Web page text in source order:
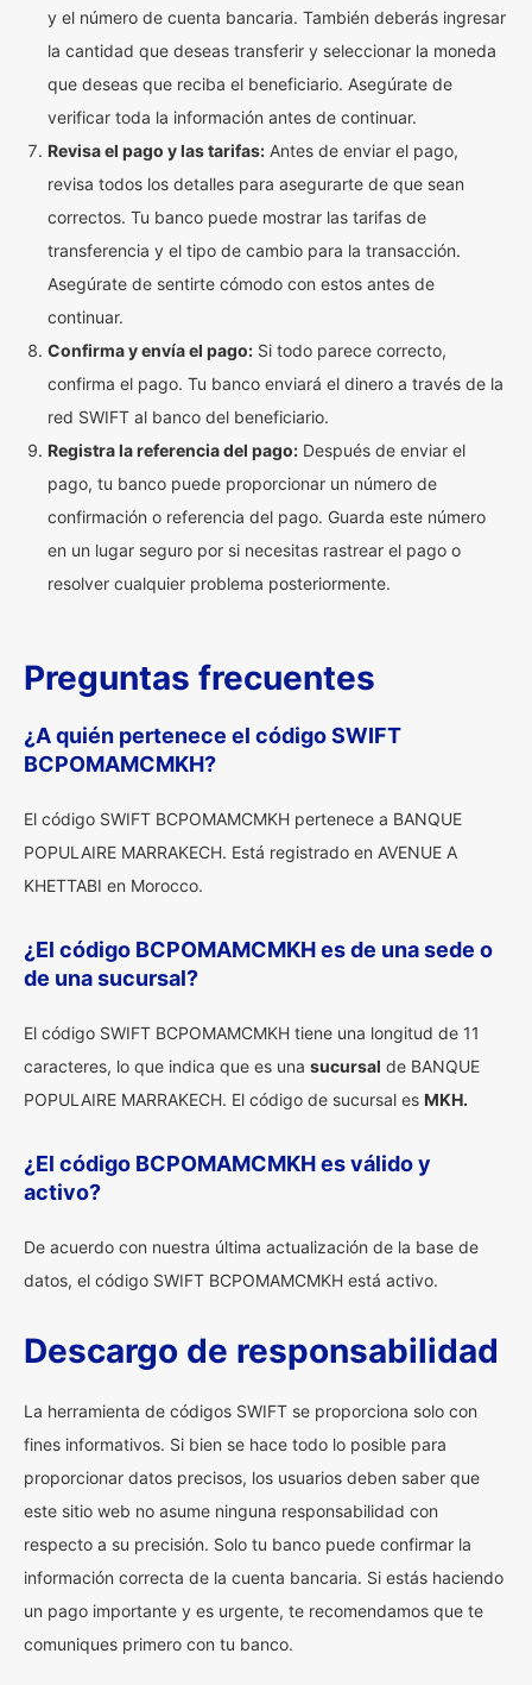
y el número de cuenta bancaria. También deberás ingresar
la cantidad que deseas transferir y seleccionar la moneda
que deseas que reciba el beneficiario. Asegúrate de
verificar toda la información antes de continuar.
Revisa el pago y las tarifas: Antes de enviar el pago,
revisa todos los detalles para asegurarte de que sean
correctos. Tu banco puede mostrar las tarifas de
transferencia y el tipo de cambio para la transacción.
Asegúrate de sentirte cómodo con estos antes de
continuar.
Confirma y envía el pago: Si todo parece correcto,
confirma el pago. Tu banco enviará el dinero a través de la
red SWIFT al banco del beneficiario.
Registra la referencia del pago: Después de enviar el
pago, tu banco puede proporcionar un número de
confirmación o referencia del pago. Guarda este número
en un lugar seguro por si necesitas rastrear el pago o
resolver cualquier problema posteriormente.
Preguntas frecuentes
¿A quién pertenece el código SWIFT
BCPOMAMCMKH?
El código SWIFT BCPOMAMCMKH pertenece a BANQUE
POPULAIRE MARRAKECH. Está registrado en AVENUE A
KHETTABI en Morocco.
¿El código BCPOMAMCMKH es de una sede o
de una sucursal?
El código SWIFT BCPOMAMCMKH tiene una longitud de 11
caracteres, lo que indica que es una sucursal de BANQUE
POPULAIRE MARRAKECH. El código de sucursal es MKH.
¿El código BCPOMAMCMKH es válido y
activo?
De acuerdo con nuestra última actualización de la base de
datos, el código SWIFT BCPOMAMCMKH está activo.
Descargo de responsabilidad
La herramienta de códigos SWIFT se proporciona solo con
fines informativos. Si bien se hace todo lo posible para
proporcionar datos precisos, los usuarios deben saber que
este sitio web no asume ninguna responsabilidad con
respecto a su precisión. Solo tu banco puede confirmar la
información correcta de la cuenta bancaria. Si estás haciendo
un pago importante y es urgente, te recomendamos que te
comuniques primero con tu banco.